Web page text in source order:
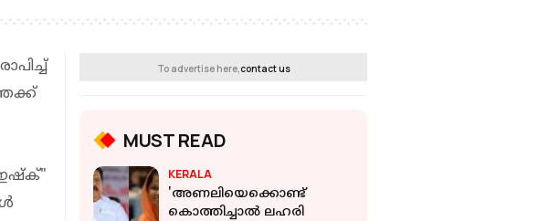
To advertise here, contact us
MUST READ
KERALA
'അണലിയെക്കൊണ്ട്
കൊത്തിച്ചാൽ ലഹരി